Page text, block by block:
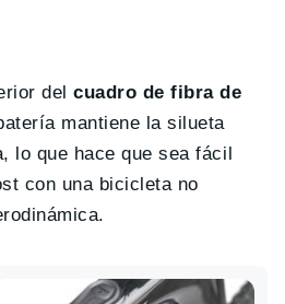
delcuadro de fibra de
mantiene la silueta
lo que hace que sea fácil
con una bicicleta no